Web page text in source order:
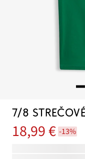
7/8
18,99 € -13%